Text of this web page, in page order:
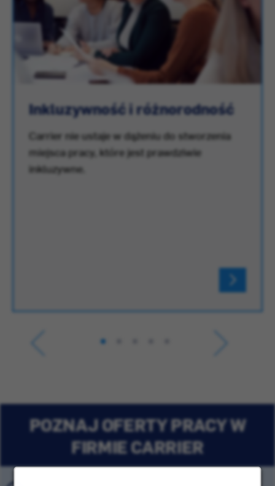
Inkluzywność i różnorodność
Carrier nie ustaje w dążeniu do stworzenia
miejsca pracy, które jest prawdziwie
inkluzywne.
POZNAJ OFERTY PRACY W
FIRMIE CARRIER